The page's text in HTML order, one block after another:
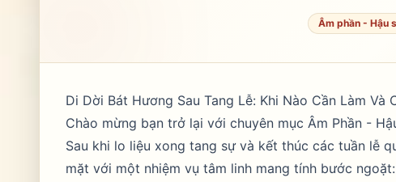
Âm phần - Hậu
Di Dời Bát Hương Sau Tang Lễ: Khi Nào Cần Làm Và
Chào mừng bạn trở lại với chuyên mục Âm Phần -
Sau khi lo liệu xong tang sự và kết thúc các tuần lễ
mặt với một nhiệm vụ tâm linh mang tính bước ngoặt: